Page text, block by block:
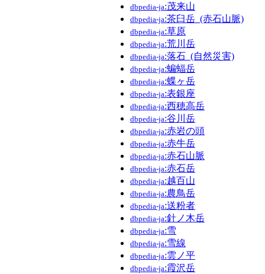
dbpedia-ja:茂来山
dbpedia-ja:茶臼岳_(赤石山脈)
dbpedia-ja:草原
dbpedia-ja:荒川岳
dbpedia-ja:落石_(自然災害)
dbpedia-ja:蝙蝠岳
dbpedia-ja:蝶ヶ岳
dbpedia-ja:表銀座
dbpedia-ja:西穂高岳
dbpedia-ja:谷川岳
dbpedia-ja:赤岩の頭
dbpedia-ja:赤牛岳
dbpedia-ja:赤石山脈
dbpedia-ja:赤石岳
dbpedia-ja:越百山
dbpedia-ja:農鳥岳
dbpedia-ja:送粉者
dbpedia-ja:針ノ木岳
dbpedia-ja:雪
dbpedia-ja:雪線
dbpedia-ja:雲ノ平
dbpedia-ja:霞沢岳